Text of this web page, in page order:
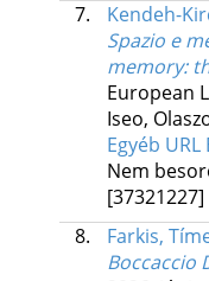
7.
Kendeh-
Spazio e
memory:
European
Iseo,
Egyéb URL
Nem
[37321227]
8.
Farkis,
Boccaccio